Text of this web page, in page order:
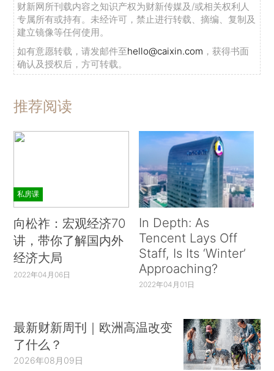
财新网所刊载内容之知识产权为财新传媒及/或相关权利人
专属所有或持有。未经许可，禁止进行转载、摘编、复制及
建立镜像等任何使用。
如有意愿转载，请发邮件至hello@caixin.com ，获得书面
确认及授权后，方可转载。
推荐阅读
私房课
向松祚：宏观经济70
讲，带你了解国内外
经济大局
2022年04月06日
In Depth: As
Tencent Lays Off
Staff, Is Its ‘Winter’
Approaching?
2022年04月01日
最新财新周刊｜欧洲高温改变
了什么？
2026年08月09日